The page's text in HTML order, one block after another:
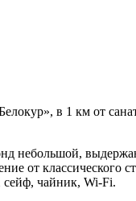
в 1 км от
небольшой,
от классического
сейф, чайник, Wi-Fi.